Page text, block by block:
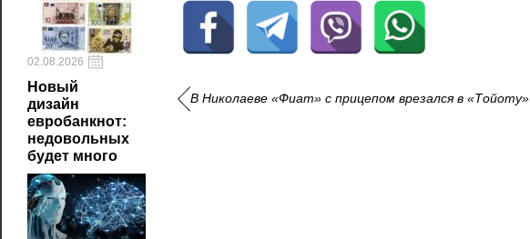
02.08.2026
Новый
дизайн
евробанкнот:
недовольных
будет много
В Николаеве «Фиат» с прицепом врезался в «Тойоту»